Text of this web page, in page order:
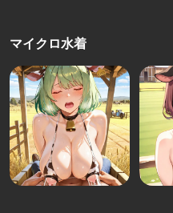
マイクロ水着